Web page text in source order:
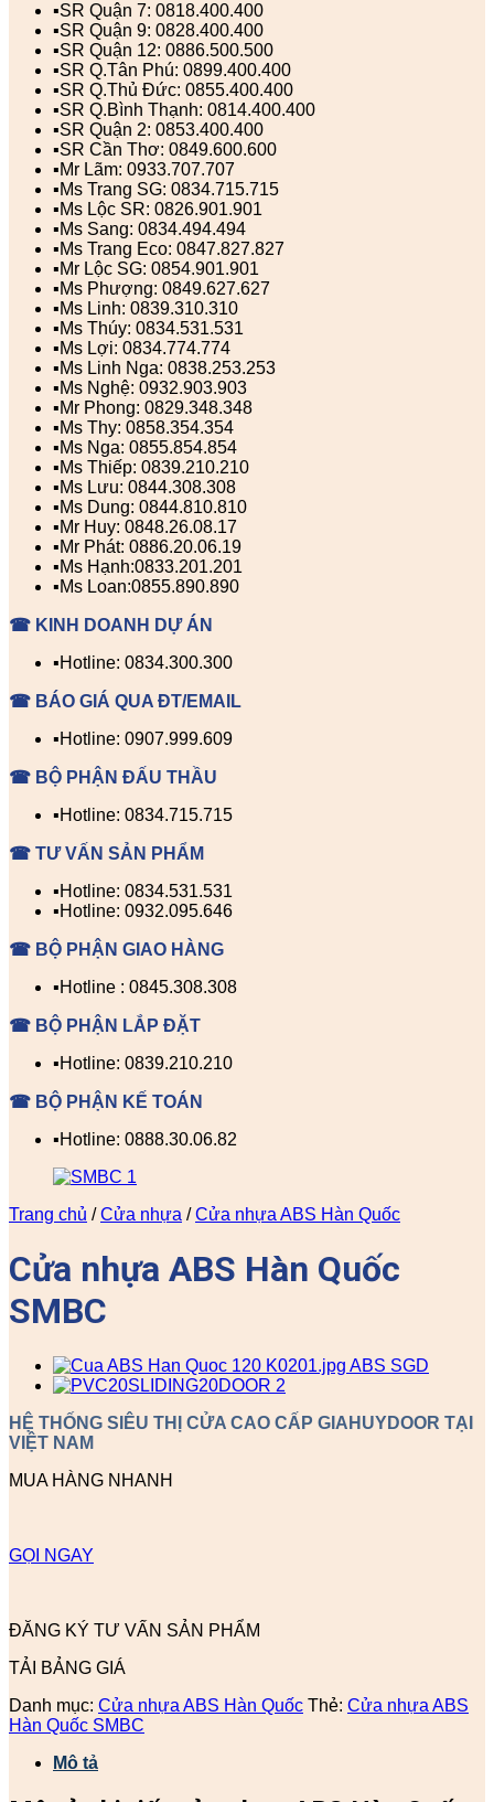
▪️SR Quận 7: 0818.400.400
▪️SR Quận 9: 0828.400.400
▪️SR Quận 12: 0886.500.500
▪️SR Q.Tân Phú: 0899.400.400
▪️SR Q.Thủ Đức: 0855.400.400
▪️SR Q.Bình Thạnh: 0814.400.400
▪️SR Quận 2: 0853.400.400
▪️SR Cần Thơ: 0849.600.600
▪️Mr Lãm: 0933.707.707
▪️Ms Trang SG: 0834.715.715
▪️Ms Lộc SR: 0826.901.901
▪️Ms Sang: 0834.494.494
▪️Ms Trang Eco: 0847.827.827
▪️Mr Lộc SG: 0854.901.901
▪️Ms Phượng: 0849.627.627
▪️Ms Linh: 0839.310.310
▪️Ms Thúy: 0834.531.531
▪️Ms Lợi: 0834.774.774
▪️Ms Linh Nga: 0838.253.253
▪️Ms Nghệ: 0932.903.903
▪️Mr Phong: 0829.348.348
▪️Ms Thy: 0858.354.354
▪️Ms Nga: 0855.854.854
▪️Ms Thiếp: 0839.210.210
▪️Ms Lưu: 0844.308.308
▪️Ms Dung: 0844.810.810
▪️Mr Huy: 0848.26.08.17
▪️Mr Phát: 0886.20.06.19
▪️Ms Hạnh:0833.201.201
▪️Ms Loan:0855.890.890
☎ KINH DOANH DỰ ÁN
▪️Hotline: 0834.300.300
☎ BÁO GIÁ QUA ĐT/EMAIL
▪️Hotline: 0907.999.609
☎ BỘ PHẬN ĐẤU THẦU
▪️Hotline: 0834.715.715
☎ TƯ VẤN SẢN PHẨM
▪️Hotline: 0834.531.531
▪️Hotline: 0932.095.646
☎ BỘ PHẬN GIAO HÀNG
▪️Hotline : 0845.308.308
☎ BỘ PHẬN LẮP ĐẶT
▪️Hotline: 0839.210.210
☎ BỘ PHẬN KẾ TOÁN
▪️Hotline: 0888.30.06.82
Trang chủ / Cửa nhựa / Cửa nhựa ABS Hàn Quốc
Cửa nhựa ABS Hàn Quốc
SMBC
HỆ THỐNG SIÊU THỊ CỬA CAO CẤP GIAHUYDOOR TẠI
VIỆT NAM
MUA HÀNG NHANH
GỌI NGAY
ĐĂNG KÝ TƯ VẤN SẢN PHẨM
TẢI BẢNG GIÁ
Danh mục: Cửa nhựa ABS Hàn Quốc Thẻ: Cửa nhựa ABS
Hàn Quốc SMBC
Mô tả